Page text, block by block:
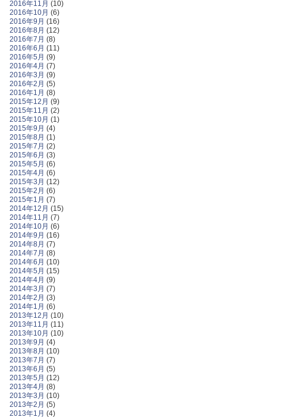
2016年11月 (10)
2016年10月 (6)
2016年9月 (16)
2016年8月 (12)
2016年7月 (8)
2016年6月 (11)
2016年5月 (9)
2016年4月 (7)
2016年3月 (9)
2016年2月 (5)
2016年1月 (8)
2015年12月 (9)
2015年11月 (2)
2015年10月 (1)
2015年9月 (4)
2015年8月 (1)
2015年7月 (2)
2015年6月 (3)
2015年5月 (6)
2015年4月 (6)
2015年3月 (12)
2015年2月 (6)
2015年1月 (7)
2014年12月 (15)
2014年11月 (7)
2014年10月 (6)
2014年9月 (16)
2014年8月 (7)
2014年7月 (8)
2014年6月 (10)
2014年5月 (15)
2014年4月 (9)
2014年3月 (7)
2014年2月 (3)
2014年1月 (6)
2013年12月 (10)
2013年11月 (11)
2013年10月 (10)
2013年9月 (4)
2013年8月 (10)
2013年7月 (7)
2013年6月 (5)
2013年5月 (12)
2013年4月 (8)
2013年3月 (10)
2013年2月 (5)
2013年1月 (4)